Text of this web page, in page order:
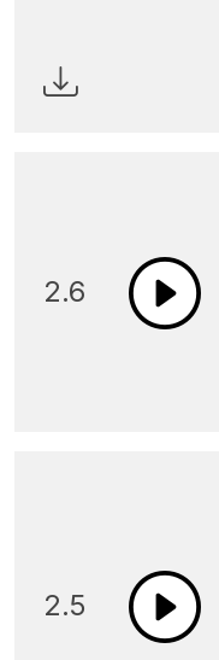
2.6
2.5